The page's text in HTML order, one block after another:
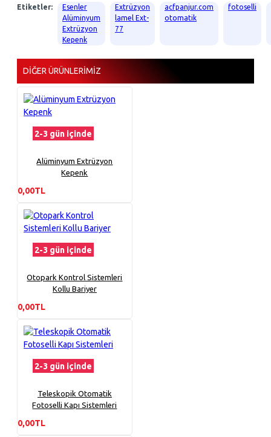
Etiketler:
Esenler
Alüminyum
Extrüzyon
Kepenk
Extrüzyon
lamel Ext-
77
acfpanjur.com
otomatik
fotoselli
DIĞER ÜRÜNLERIMIZ
2-3 gün içinde
Alüminyum Extrüzyon
Kepenk
0,00TL
2-3 gün içinde
Otopark Kontrol Sistemleri
Kollu Bariyer
0,00TL
2-3 gün içinde
Teleskopik Otomatik
Fotoselli Kapı Sistemleri
0,00TL